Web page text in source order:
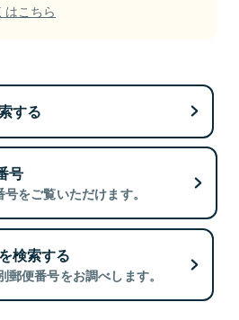
こちら
する
号
をご覧いただけます。
検索する
便番号をお調べします。